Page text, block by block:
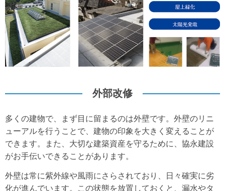
外部改修
多くの建物で、まず目に留まるのは外壁です。外壁のリニ
ューアルを行うことで、建物の印象を大きく変えることが
できます。また、大切な建築資産を守るために、協永建設
がお手伝いできることがあります。
外壁は常に紫外線や風雨にさらされており、日々確実に劣
化が進んでいます。この状態を放置しておくと、漏水やタ